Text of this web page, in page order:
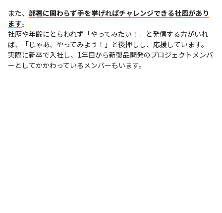
また、 部署に関わらず手を挙げればチャレンジできる社風があり
ます。
社歴や年齢にとらわれず「やってみたい！」と発信する方がいれ
ば、「じゃあ、やってみよう！」と後押しし、応援しています。
実際に新卒で入社し、1年目から新製品開発のプロジェクトメンバ
ーとしてかかわっているメンバーもいます。